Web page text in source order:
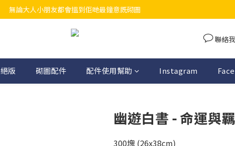
江帆天楊砌圖
無論大人小朋友都會搵到佢哋最鐘意既砌圖
江帆天楊砌圖
聯絡
絕版 砌圖配件 配件使用幫助 Instagram
幽遊白書 - 命運與
300塊 (26x38cm)